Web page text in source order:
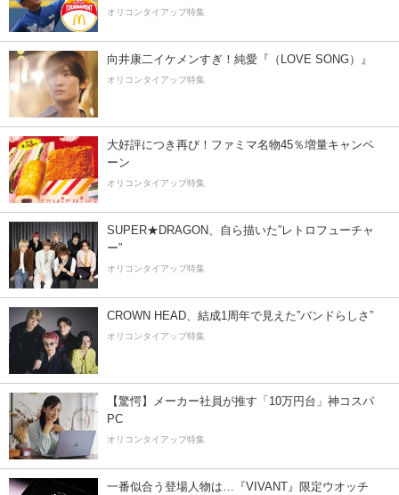
オリコンタイアップ特集
向井康二イケメンすぎ！純愛『（LOVE SONG）』
オリコンタイアップ特集
大好評につき再び！ファミマ名物45％増量キャンペ
ーン
オリコンタイアップ特集
SUPER★DRAGON、自ら描いた”レトロフューチャ
ー”
オリコンタイアップ特集
CROWN HEAD、結成1周年で見えた”バンドらしさ”
オリコンタイアップ特集
【驚愕】メーカー社員が推す「10万円台」神コスパ
PC
オリコンタイアップ特集
一番似合う登場人物は…『VIVANT』限定ウオッチ